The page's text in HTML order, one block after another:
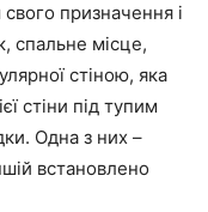
призначення і
спальне місце,
стіною, яка
стіни під тупим
Одна з них –
встановлено